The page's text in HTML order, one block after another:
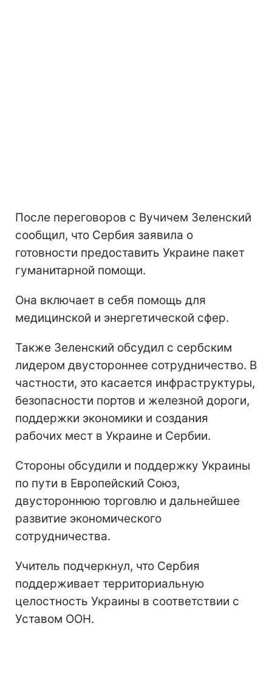
После переговоров с Вучичем Зеленский
сообщил, что Сербия заявила о
готовности предоставить Украине пакет
гуманитарной помощи.
Она включает в себя помощь для
медицинской и энергетической сфер.
Также Зеленский обсудил с сербским
лидером двустороннее сотрудничество. В
частности, это касается инфраструктуры,
безопасности портов и железной дороги,
поддержки экономики и создания
рабочих мест в Украине и Сербии.
Стороны обсудили и поддержку Украины
по пути в Европейский Союз,
двустороннюю торговлю и дальнейшее
развитие экономического
сотрудничества.
Учитель подчеркнул, что Сербия
поддерживает территориальную
целостность Украины в соответствии с
Уставом ООН.